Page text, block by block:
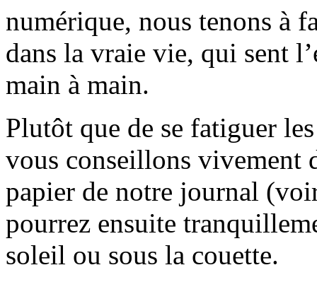
numérique, nous tenons à
dans la vraie vie, qui sent
main à main.
Plutôt que de se fatiguer
vous conseillons vivement
papier de notre journal
pourrez ensuite
soleil ou sous la couette.